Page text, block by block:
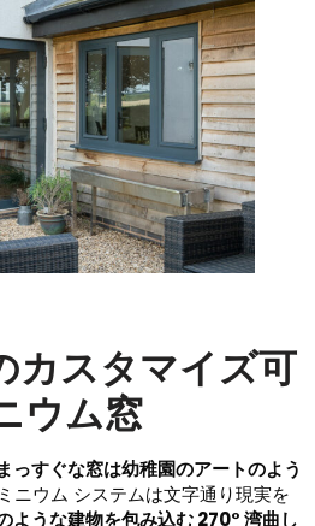
カスタマイズ可
ウム窓
っすぐな窓は幼稚園のアートのよう
ニウム システムは文字通り現実を
ような建物を包み込む 270° 湾曲し